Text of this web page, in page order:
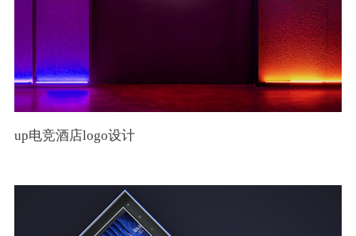
up电竞酒店logo设计